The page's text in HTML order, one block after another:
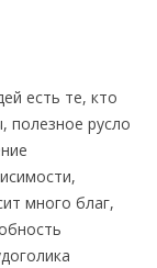
есть те, кто
полезное русло
много благ,